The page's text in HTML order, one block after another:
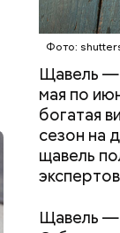
Фото:
Щавель —
мая по
богатая
сезон на
щавель
Щавель —